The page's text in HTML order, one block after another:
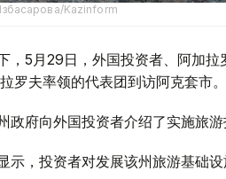
Ізбасарова/Kazinform
，5月29日，外国投资者、阿加
罗夫率领的代表团到访阿克套市。
政府向外国投资者介绍了实施旅游
示，投资者对发展该州旅游基础设